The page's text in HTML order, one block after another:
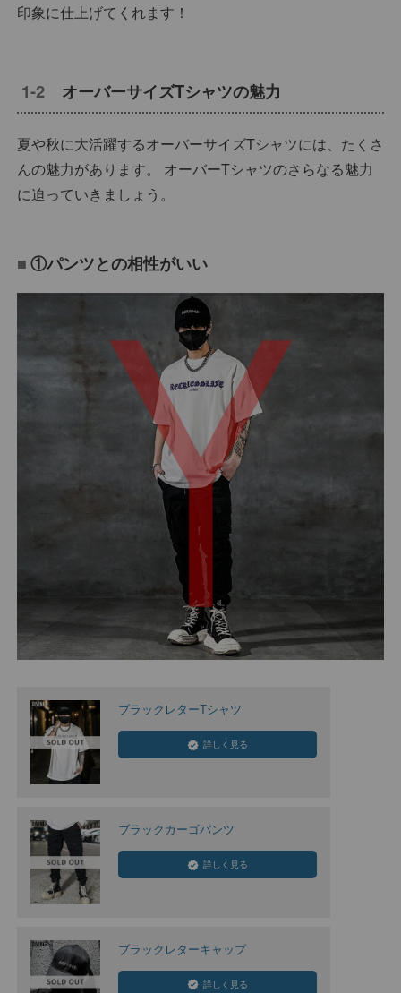
印象に仕上げてくれます！
オーバーサイズTシャツの魅力
夏や秋に大活躍するオーバーサイズTシャツには、たくさ
んの魅力があります。 オーバーTシャツのさらなる魅力
に迫っていきましょう。
①パンツとの相性がいい
ブラックレターTシャツ
詳しく見る
ブラックカーゴパンツ
詳しく見る
ブラックレターキャップ
詳しく見る